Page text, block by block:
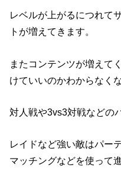
レベルが上がるにつれて
トが増えてきます。
またコンテンツが増えて
けていいのかわからなく
対人戦や3vs3対戦などの
レイドなど強い敵はパー
マッチングなどを使って